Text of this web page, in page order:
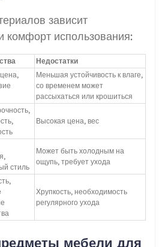
зависит
комфорт использования:
Недостатки
Меньшая устойчивость к влаге,
со временем может
рассыхаться или крошиться
Высокая цена, вес
стиль
Может быть холодным на
ощупь, требует ухода
Хрупкость, необходимость
регулярного ухода
мебели для